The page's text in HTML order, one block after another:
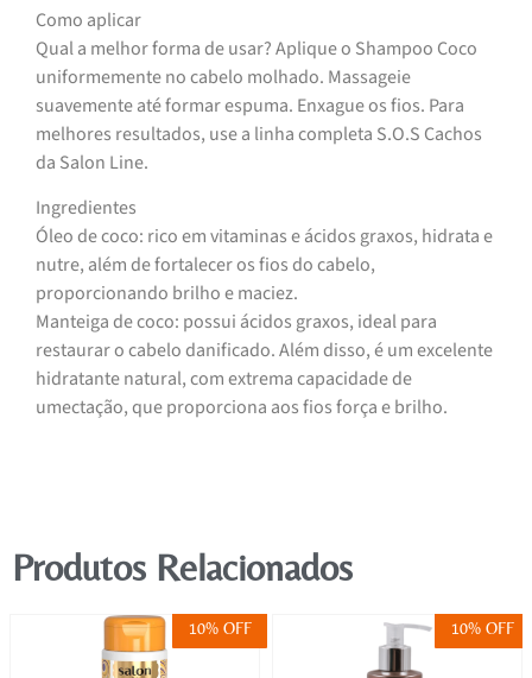
Como aplicar
Qual a melhor forma de usar? Aplique o Shampoo Coco
uniformemente no cabelo molhado. Massageie
suavemente até formar espuma. Enxague os fios. Para
melhores resultados, use a linha completa S.O.S Cachos
da Salon Line.
Ingredientes
Óleo de coco: rico em vitaminas e ácidos graxos, hidrata e
nutre, além de fortalecer os fios do cabelo,
proporcionando brilho e maciez.
Manteiga de coco: possui ácidos graxos, ideal para
restaurar o cabelo danificado. Além disso, é um excelente
hidratante natural, com extrema capacidade de
umectação, que proporciona aos fios força e brilho.
Produtos Relacionados
10% OFF 10% OFF